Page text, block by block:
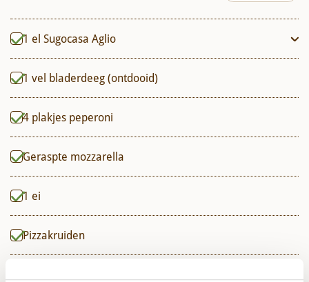
1 el Sugocasa Aglio
1 vel bladerdeeg (ontdooid)
4 plakjes peperoni
Geraspte mozzarella
1 ei
Pizzakruiden